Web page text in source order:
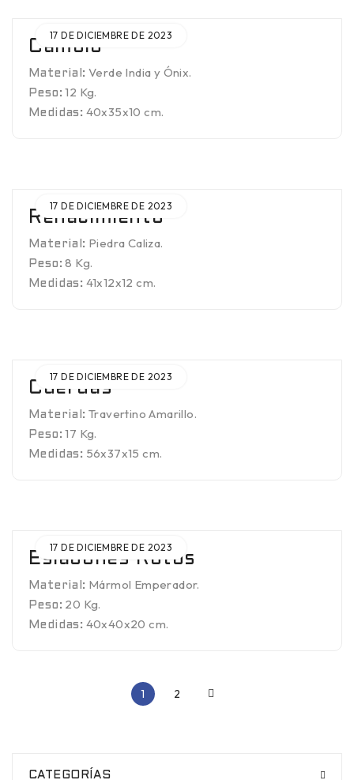
17 DE DICIEMBRE DE 2023
Cambio
Material: Verde India y Ónix.
Peso: 12 Kg.
Medidas: 40x35x10 cm.
17 DE DICIEMBRE DE 2023
Renacimiento
Material: Piedra Caliza.
Peso: 8 Kg.
Medidas: 41x12x12 cm.
17 DE DICIEMBRE DE 2023
Cuerdas
Material: Travertino Amarillo.
Peso: 17 Kg.
Medidas: 56x37x15 cm.
17 DE DICIEMBRE DE 2023
Eslabones Rotos
Material: Mármol Emperador.
Peso: 20 Kg.
Medidas: 40x40x20 cm.
1 2
CATEGORÍAS